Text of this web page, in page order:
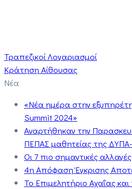
Τραπεζικοί Λογαριασμοί
Κράτηση Αίθουσας
Νέα
«Νέα ημέρα στην
Summit 2024»
Αναρτήθηκαν την
ΠΕΠΑΣ μαθητείας της
Οι 7 πιο σημαντικές
4η Απόφαση Έγκρισης
Το Επιμελητήριο Αχαΐας